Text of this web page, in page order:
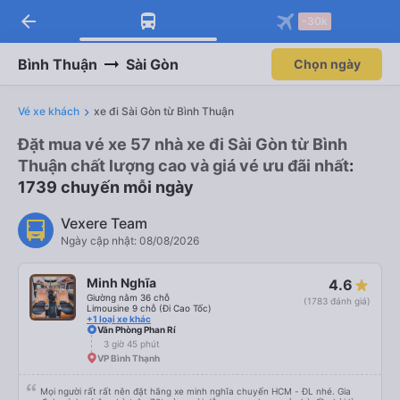
arrow_back -30k
Bình Thuận Sài Gòn Chọn ngày
Vé xe khách xe đi Sài Gòn từ Bình Thuận
Đặt mua vé xe 57 nhà xe đi Sài Gòn từ Bình
Thuận chất lượng cao và giá vé ưu đãi nhất:
1739 chuyến mỗi ngày
Vexere Team
Ngày cập nhật: 08/08/2026
Minh Nghĩa
Giường nằm 36 chỗ
Limousine 9 chỗ (Đi Cao Tốc)
+1 loại xe khác
4.6
(1783 đánh giá)
Văn Phòng Phan Rí
3 giờ 45 phút
VP Bình Thạnh
Mọi người rất rất nên đặt hãng xe minh nghĩa chuyến HCM - ĐL nhé. Gia